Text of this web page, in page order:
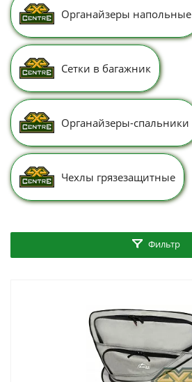
Органайзеры напольные
Сетки в багажник
Органайзеры-спальники
Чехлы грязезащитные
Фильтр